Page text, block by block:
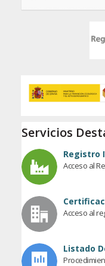
Servicios
Registro
Acceso al
Acceso al
Listado